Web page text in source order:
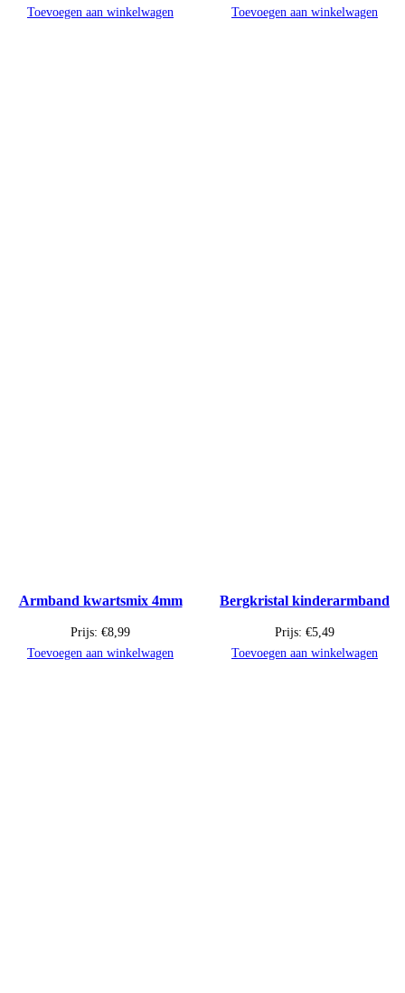
Toevoegen aan winkelwagen
Toevoegen aan winkelwagen
Armband kwartsmix 4mm
Prijs: €8,99
Toevoegen aan winkelwagen
Bergkristal kinderarmband
Prijs: €5,49
Toevoegen aan winkelwagen